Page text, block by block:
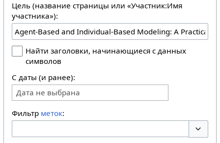
Цель (название страницы или «Участник:Имя
участника»):
Найти заголовки, начинающиеся с данных
символов
С даты (и ранее):
Дата не выбрана
Фильтр меток: